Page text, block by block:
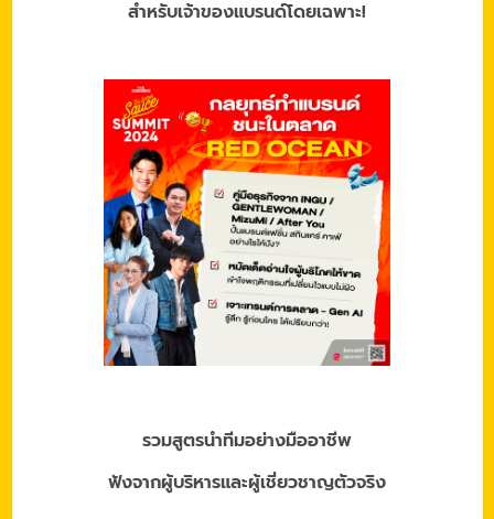
สำหรับเจ้าของแบรนด์โดยเฉพาะ!
รวมสูตรนำทีมอย่างมืออาชีพ
ฟังจากผู้บริหารและผู้เชี่ยวชาญตัวจริง